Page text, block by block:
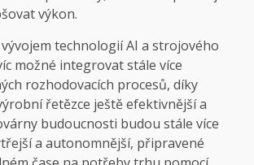
výkon.
technologií AI a strojového
možné integrovat stále více
rozhodovacích procesů, díky
řetězce ještě efektivnější a
budoucnosti budou stále více
a autonomnější, připravené